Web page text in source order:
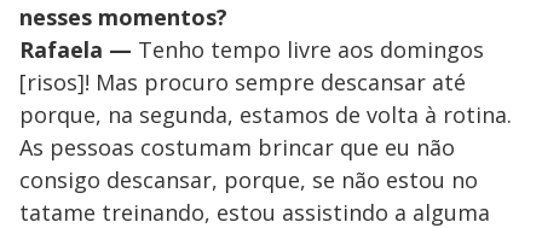
nesses momentos?
Rafaela — Tenho tempo livre aos domingos
[risos]! Mas procuro sempre descansar até
porque, na segunda, estamos de volta à rotina.
As pessoas costumam brincar que eu não
consigo descansar, porque, se não estou no
tatame treinando, estou assistindo a alguma